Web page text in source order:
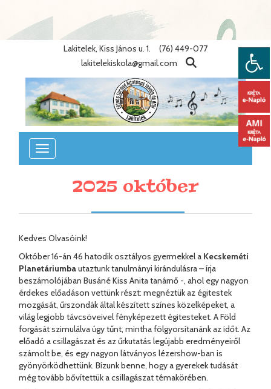
: Undefined variable $lang_id in
/home/eotvosiskola/public_html/lib/nyelvek.php on line
Lakitelek, Kiss János u. 1.
(76) 449-077
lakitelekiskola@gmail.com
Toggle
navigation
2025 október
Kedves Olvasóink!
Október 16-án 46 hatodik osztályos gyermekkel a Kecskeméti
Planetáriumbautaztunk tanulmányi kirándulásra – írja
beszámolójában Busáné Kiss Anita tanárnő -, ahol egy nagyon
érdekes előadáson vettünk részt: megnéztük az égitestek
mozgását, űrszondák által készített színes közelképeket, a
világ legjobb távcsöveivel fényképezett égitesteket. A Föld
forgását szimulálva úgy tűnt, mintha fölgyorsítanánk az időt. Az
előadó a csillagászat és az űrkutatás legújabb eredményeiről
számolt be, és egy nagyon látványos lézershow-ban is
gyönyörködhettünk. Bízunk benne, hogy a gyerekek tudását
még tovább bővítettük a csillagászat témakörében.